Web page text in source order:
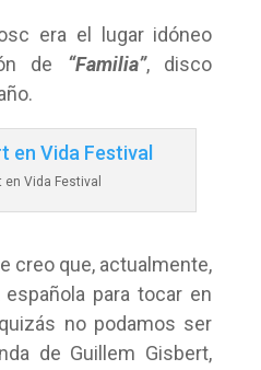
era el lugar idóneo
de “Familia”, disco
en Vida Festival
creo que, actualmente,
para tocar en
no podamos ser
de Guillem Gisbert,